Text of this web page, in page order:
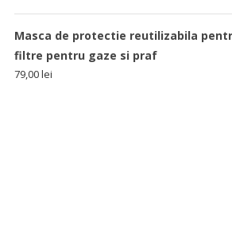
Masca de protectie reutilizabila
filtre pentru gaze si praf
79,00lei